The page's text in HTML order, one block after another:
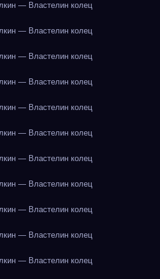
— Властелин колец
— Властелин колец
— Властелин колец
— Властелин колец
— Властелин колец
— Властелин колец
— Властелин колец
— Властелин колец
— Властелин колец
— Властелин колец
— Властелин колец